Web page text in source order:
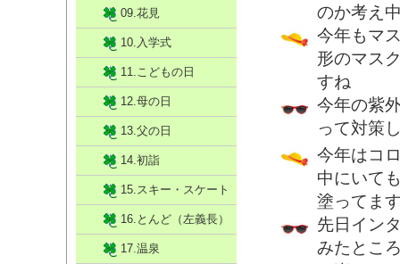
のか考え
今年もマ
形のマス
すね
今年の紫
って対策
今年はコ
中にいて
塗ってま
先日イン
みたとこ
09.花見
10.入学式
11.こどもの日
12.母の日
13.父の日
14.初詣
15.スキー・スケート
16.とんど（左義長）
17.温泉